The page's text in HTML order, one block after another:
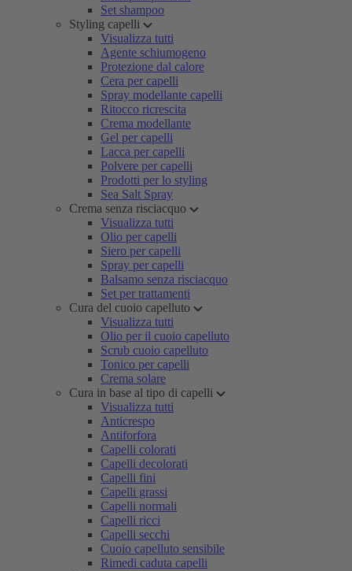
Set shampoo
Styling capelli
Visualizza tutti
Agente schiumogeno
Protezione dal calore
Cera per capelli
Spray modellante capelli
Ritocco ricrescita
Crema modellante
Gel per capelli
Lacca per capelli
Polvere per capelli
Prodotti per lo styling
Sea Salt Spray
Crema senza risciacquo
Visualizza tutti
Olio per capelli
Siero per capelli
Spray per capelli
Balsamo senza risciacquo
Set per trattamenti
Cura del cuoio capelluto
Visualizza tutti
Olio per il cuoio capelluto
Scrub cuoio capelluto
Tonico per capelli
Crema solare
Cura in base al tipo di capelli
Visualizza tutti
Anticrespo
Antiforfora
Capelli colorati
Capelli decolorati
Capelli fini
Capelli grassi
Capelli normali
Capelli ricci
Capelli secchi
Cuoio capelluto sensibile
Rimedi caduta capelli